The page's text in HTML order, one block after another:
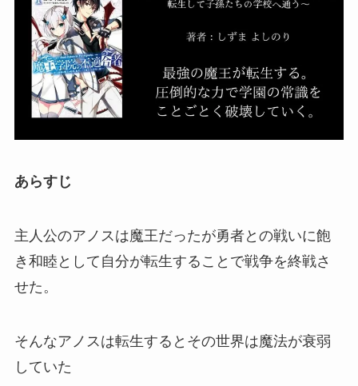
あらすじ
主人公のアノスは魔王だったが勇者との戦いに飽
き和睦として自分が転生することで戦争を終戦さ
せた。
そんなアノスは転生するとその世界は魔法が衰弱
していた